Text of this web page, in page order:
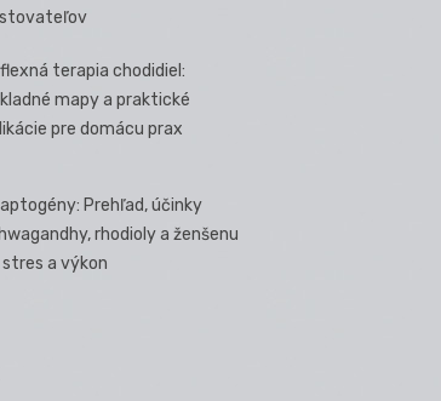
terapia chodidiel:
mapy a praktické
pre domácu prax
Prehľad, účinky
rhodioly a ženšenu
stres a výkon